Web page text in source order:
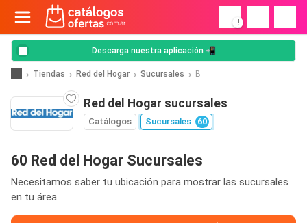
!
Descarga nuestra aplicación 📲
Tiendas Red del Hogar Sucursales B
Red del Hogar sucursales
Catálogos Sucursales 60
60 Red del Hogar Sucursales
Necesitamos saber tu ubicación para mostrar las sucursales
en tu área.